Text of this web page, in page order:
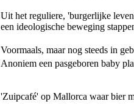
Uit het reguliere, 'burgerlijke
een ideologische beweging
Voormaals, maar nog steeds in
Anoniem een pasgeboren baby
'Zuipcafé' op Mallorca waar bier